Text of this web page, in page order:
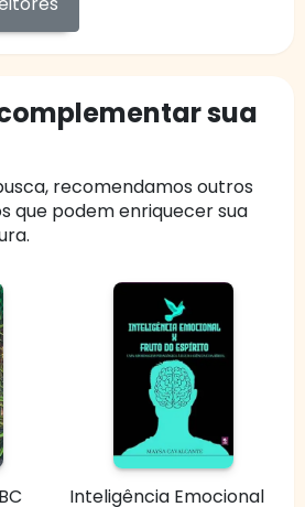
sua
recomendamos outros
que podem enriquecer sua
Inteligência Emocional